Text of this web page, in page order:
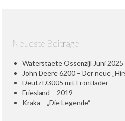
Neueste Beiträge
Waterstaete Ossenzijl Juni 2025
John Deere 6200 – Der neue
Deutz D3005 mit Frontlader
Friesland – 2019
Kraka – „Die Legende“